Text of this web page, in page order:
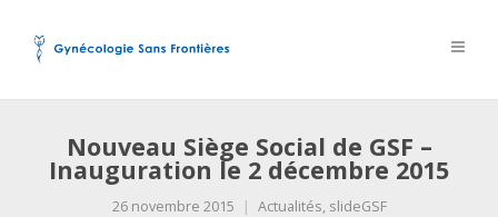
Nouveau Siège Social de GSF –
Inauguration le 2 décembre 2015
26 novembre 2015 Actualités, slideGSF